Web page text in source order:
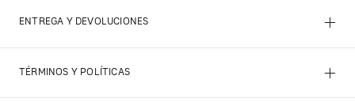
ENTREGA Y DEVOLUCIONES +
TÉRMINOS Y POLÍTICAS +